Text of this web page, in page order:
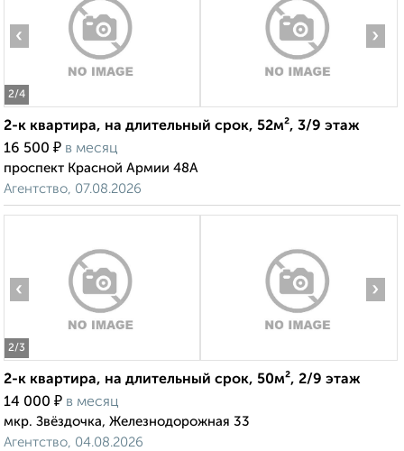
2/4
‹ ›
2-к квартира, на длительный срок, 52м², 3/9 этаж
16 500 ₽ в месяц
проспект Красной Армии 48А
Агентство, 07.08.2026
2/3
‹ ›
2-к квартира, на длительный срок, 50м², 2/9 этаж
14 000 ₽ в месяц
мкр. Звёздочка, Железнодорожная 33
Агентство, 04.08.2026